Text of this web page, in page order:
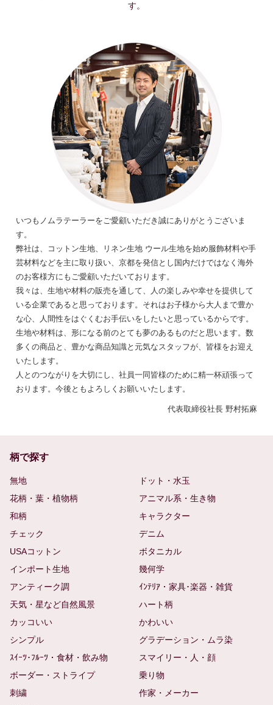
す。
いつもノムラテーラーをご愛顧いただき誠にありがとうございま
す。
弊社は、コットン生地、リネン生地 ウール生地を始め服飾材料や手
芸材料などを主に取り扱い、京都を発信とし国内だけではなく海外
のお客様方にもご愛顧いただいております。
我々は、生地や材料の販売を通して、人の楽しみや幸せを提供して
いる企業であると思っております。それはお子様から大人まで豊か
な心、人間性をはぐくむお手伝いをしたいと思っているからです。
生地や材料は、形になる前のとても夢のあるものだと思います。数
多くの商品と、豊かな商品知識と元気なスタッフが、皆様をお迎え
いたします。
人とのつながりを大切にし、社員一同皆様のために精一杯頑張って
おります。今後ともよろしくお願いいたします。
代表取締役社長 野村拓麻
柄で探す
無地
ドット・水玉
花柄・葉・植物柄
アニマル系・生き物
和柄
キャラクター
チェック
デニム
USAコットン
ボタニカル
インポート生地
幾何学
アンティーク調
ｲﾝﾃﾘｱ・家具･楽器・雑貨
天気・星など自然風景
ハート柄
カッコいい
かわいい
シンプル
グラデーション・ムラ染
ｽｲｰﾂ･ﾌﾙｰﾂ・食材・飲み物
スマイリー・人・顔
ボーダー・ストライプ
乗り物
刺繍
作家・メーカー